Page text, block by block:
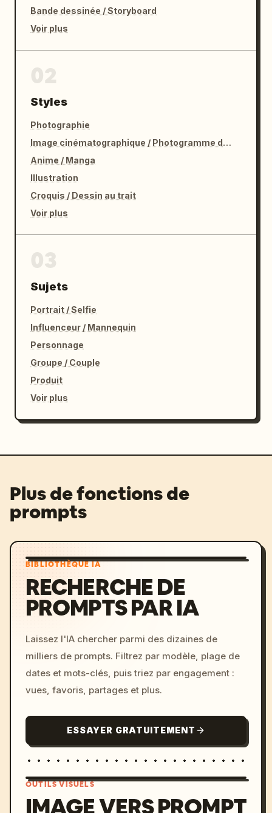
Bande dessinée / Storyboard
Voir plus
Styles
Photographie
Image cinématographique / Photogramme de film
Anime / Manga
Illustration
Croquis / Dessin au trait
Voir plus
Sujets
Portrait / Selfie
Influenceur / Mannequin
Personnage
Groupe / Couple
Produit
Voir plus
Plus de fonctions de
prompts
BIBLIOTHÈQUE IA
RECHERCHE DE
PROMPTS PAR IA
Laissez l'IA chercher parmi des dizaines de
milliers de prompts. Filtrez par modèle, plage de
dates et mots-clés, puis triez par engagement :
vues, favoris, partages et plus.
ESSAYER GRATUITEMENT
OUTILS VISUELS
IMAGE VERS PROMPT